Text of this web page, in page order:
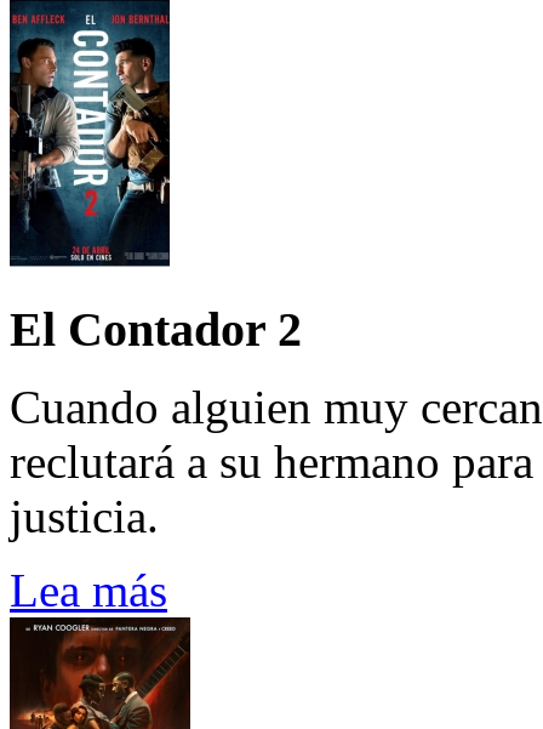
El Contador 2
Cuando alguien muy
reclutará a su hermano
justicia.
Lea más